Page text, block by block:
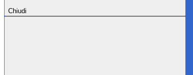
Chiudi